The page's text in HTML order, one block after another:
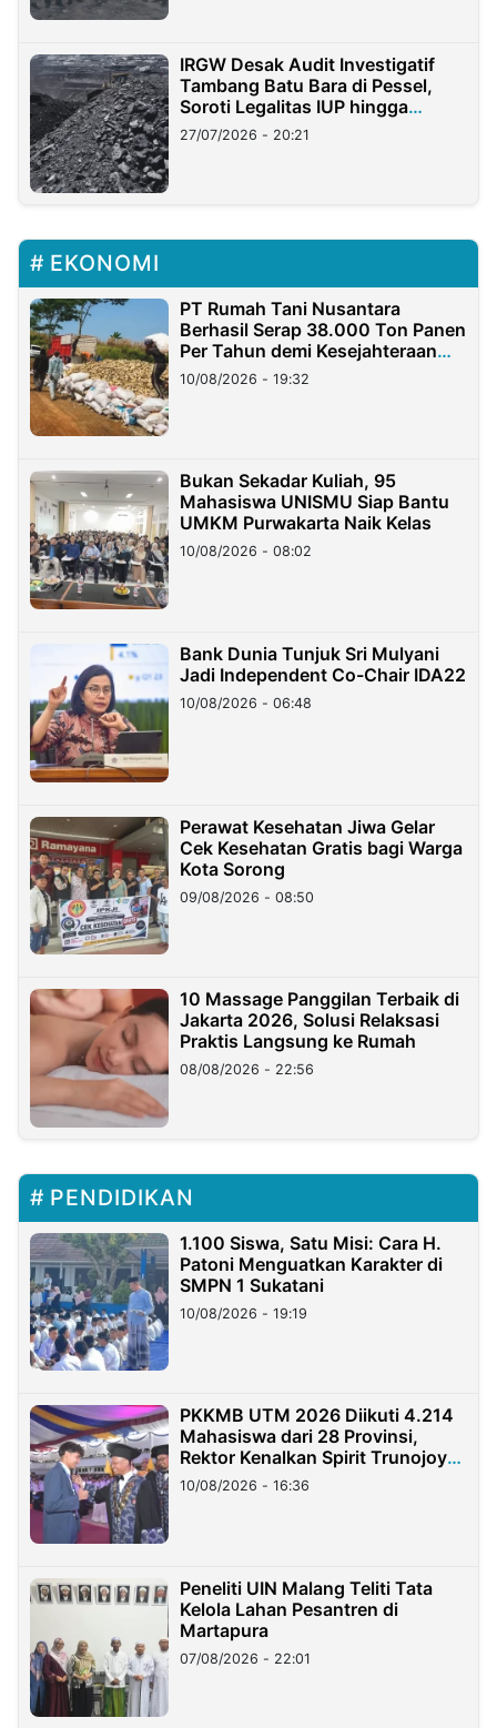
IRGW Desak Audit Investigatif
Tambang Batu Bara di Pessel,
Soroti Legalitas IUP hingga
Stockpile
27/07/2026 - 20:21
EKONOMI
PT Rumah Tani Nusantara
Berhasil Serap 38.000 Ton Panen
Per Tahun demi Kesejahteraan
Petani
10/08/2026 - 19:32
Bukan Sekadar Kuliah, 95
Mahasiswa UNISMU Siap Bantu
UMKM Purwakarta Naik Kelas
10/08/2026 - 08:02
Bank Dunia Tunjuk Sri Mulyani
Jadi Independent Co-Chair IDA22
10/08/2026 - 06:48
Perawat Kesehatan Jiwa Gelar
Cek Kesehatan Gratis bagi Warga
Kota Sorong
09/08/2026 - 08:50
10 Massage Panggilan Terbaik di
Jakarta 2026, Solusi Relaksasi
Praktis Langsung ke Rumah
08/08/2026 - 22:56
PENDIDIKAN
1.100 Siswa, Satu Misi: Cara H.
Patoni Menguatkan Karakter di
SMPN 1 Sukatani
10/08/2026 - 19:19
PKKMB UTM 2026 Diikuti 4.214
Mahasiswa dari 28 Provinsi,
Rektor Kenalkan Spirit Trunojoyo
Masa Kini
10/08/2026 - 16:36
Peneliti UIN Malang Teliti Tata
Kelola Lahan Pesantren di
Martapura
07/08/2026 - 22:01